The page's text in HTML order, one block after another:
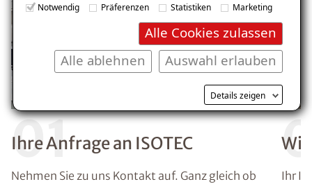
Notwendig Präferenzen Statistiken Marketing
Alle Cookies zulassen
Auswahl erlauben
Alle ablehnen
Details zeigen
01
Ihre Anfrage an ISOTEC
Nehmen Sie zu uns Kontakt auf. Ganz gleich ob
Wir
Ihr